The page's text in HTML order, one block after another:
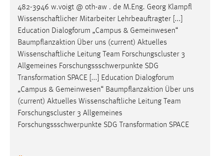
482-3946 w.voigt @ oth-aw . de M.Eng. Georg Klampfl
Wissenschaftlicher Mitarbeiter Lehrbeauftragter [...]
Education Dialogforum „Campus & Gemeinwesen“
Baumpflanzaktion Über uns (current) Aktuelles
Wissenschaftliche Leitung Team Forschungscluster 3
Allgemeines Forschungssschwerpunkte SDG
Transformation SPACE [...] Education Dialogforum
„Campus & Gemeinwesen“ Baumpflanzaktion Über uns
(current) Aktuelles Wissenschaftliche Leitung Team
Forschungscluster 3 Allgemeines
Forschungssschwerpunkte SDG Transformation SPACE
Zweck:
Dieser Cookie ist notwendig um sich an der Website
einloggen zu können.
Cookie Laufzeit:
24 Stunden
STATISTIK
Statistik Cookies erfassen Informationen anonym.
Diese Informationen helfen uns zu verstehen, wie